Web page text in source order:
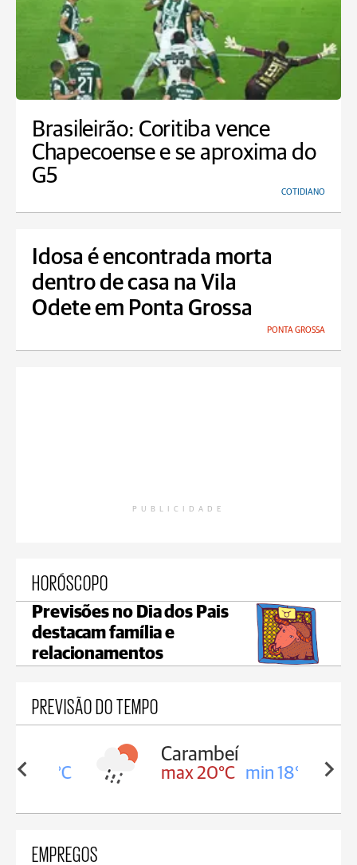
Brasileirão: Coritiba vence
Chapecoense e se aproxima do
G5
COTIDIANO
Idosa é encontrada morta
dentro de casa na Vila
Odete em Ponta Grossa
PONTA GROSSA
PUBLICIDADE
HORÓSCOPO
Previsões no Dia dos Pais
destacam família e
relacionamentos
PREVISÃO DO TEMPO
18°C
Carambeí
max 20°C min 18°C
EMPREGOS